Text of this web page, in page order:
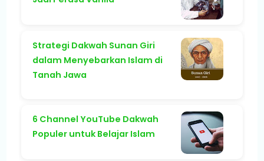
Strategi Dakwah Sunan Giri
dalam Menyebarkan Islam di
Tanah Jawa
6 Channel YouTube Dakwah
Populer untuk Belajar Islam